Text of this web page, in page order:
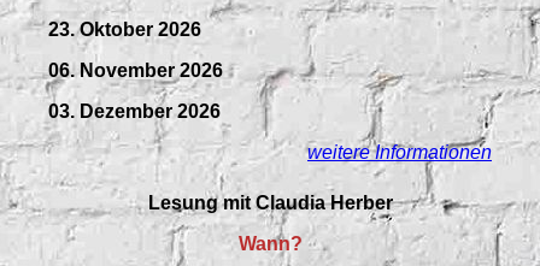
23. Oktober 2026
06. November 2026
03. Dezember 2026
weitere Informationen
Lesung mit Claudia Herber
Wann?